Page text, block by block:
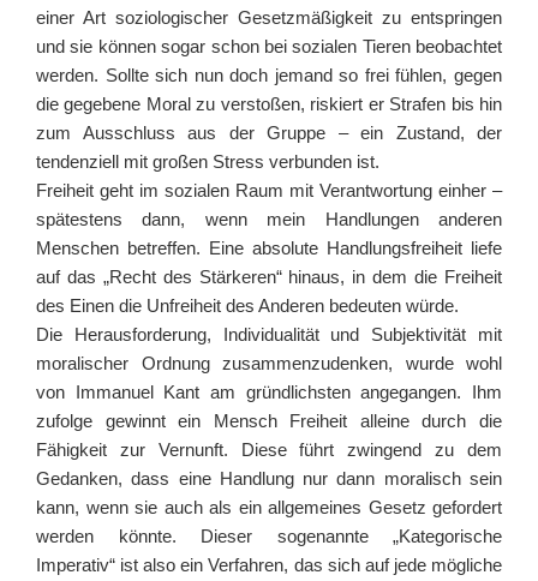
einer Art soziologischer Gesetzmäßigkeit zu entspringen
und sie können sogar schon bei sozialen Tieren beobachtet
werden. Sollte sich nun doch jemand so frei fühlen, gegen
die gegebene Moral zu verstoßen, riskiert er Strafen bis hin
zum Ausschluss aus der Gruppe – ein Zustand, der
tendenziell mit großen Stress verbunden ist.
Freiheit geht im sozialen Raum mit Verantwortung einher –
spätestens dann, wenn mein Handlungen anderen
Menschen betreffen. Eine absolute Handlungsfreiheit liefe
auf das „Recht des Stärkeren“ hinaus, in dem die Freiheit
des Einen die Unfreiheit des Anderen bedeuten würde.
Die Herausforderung, Individualität und Subjektivität mit
moralischer Ordnung zusammenzudenken, wurde wohl
von Immanuel Kant am gründlichsten angegangen. Ihm
zufolge gewinnt ein Mensch Freiheit alleine durch die
Fähigkeit zur Vernunft. Diese führt zwingend zu dem
Gedanken, dass eine Handlung nur dann moralisch sein
kann, wenn sie auch als ein allgemeines Gesetz gefordert
werden könnte. Dieser sogenannte „Kategorische
Imperativ“ ist also ein Verfahren, das sich auf jede mögliche